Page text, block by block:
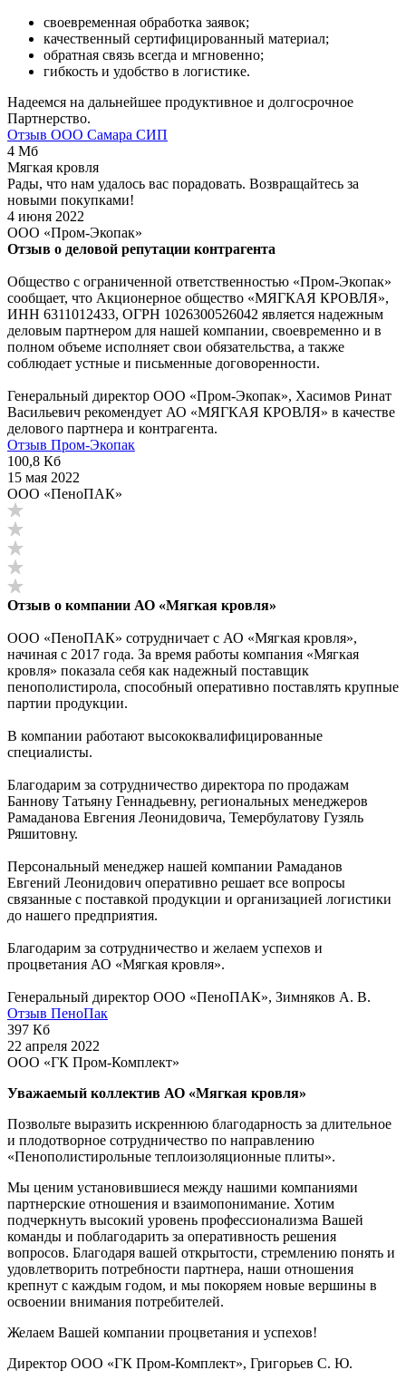
своевременная обработка заявок;
качественный сертифицированный материал;
обратная связь всегда и мгновенно;
гибкость и удобство в логистике.
Надеемся на дальнейшее продуктивное и долгосрочное
Партнерство.
Отзыв ООО Самара СИП
4 Мб
Мягкая кровля
Рады, что нам удалось вас порадовать. Возвращайтесь за
новыми покупками!
4 июня 2022
ООО «Пром-Экопак»
Отзыв о деловой репутации контрагента
Общество с ограниченной ответственностью «Пром-Экопак»
сообщает, что Акционерное общество «МЯГКАЯ КРОВЛЯ»,
ИНН 6311012433, ОГРН 1026300526042 является надежным
деловым партнером для нашей компании, своевременно и в
полном объеме исполняет свои обязательства, а также
соблюдает устные и письменные договоренности.
Генеральный директор ООО «Пром-Экопак», Хасимов Ринат
Васильевич рекомендует АО «МЯГКАЯ КРОВЛЯ» в качестве
делового партнера и контрагента.
Отзыв Пром-Экопак
100,8 Кб
15 мая 2022
ООО «ПеноПАК»
Отзыв о компании АО «Мягкая кровля»
ООО «ПеноПАК» сотрудничает с АО «Мягкая кровля»,
начиная с 2017 года. За время работы компания «Мягкая
кровля» показала себя как надежный поставщик
пенополистирола, способный оперативно поставлять крупные
партии продукции.
В компании работают высококвалифицированные
специалисты.
Благодарим за сотрудничество директора по продажам
Баннову Татьяну Геннадьевну, региональных менеджеров
Рамаданова Евгения Леонидовича, Темербулатову Гузяль
Ряшитовну.
Персональный менеджер нашей компании Рамаданов
Евгений Леонидович оперативно решает все вопросы
связанные с поставкой продукции и организацией логистики
до нашего предприятия.
Благодарим за сотрудничество и желаем успехов и
процветания АО «Мягкая кровля».
Генеральный директор ООО «ПеноПАК», Зимняков А. В.
Отзыв ПеноПак
397 Кб
22 апреля 2022
ООО «ГК Пром-Комплект»
Уважаемый коллектив АО «Мягкая кровля»
Позвольте выразить искреннюю благодарность за длительное
и плодотворное сотрудничество по направлению
«Пенополистирольные теплоизоляционные плиты».
Мы ценим установившиеся между нашими компаниями
партнерские отношения и взаимопонимание. Хотим
подчеркнуть высокий уровень профессионализма Вашей
команды и поблагодарить за оперативность решения
вопросов. Благодаря вашей открытости, стремлению понять и
удовлетворить потребности партнера, наши отношения
крепнут с каждым годом, и мы покоряем новые вершины в
освоении внимания потребителей.
Желаем Вашей компании процветания и успехов!
Директор ООО «ГК Пром-Комплект», Григорьев С. Ю.